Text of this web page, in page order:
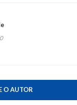
0
O AUTOR